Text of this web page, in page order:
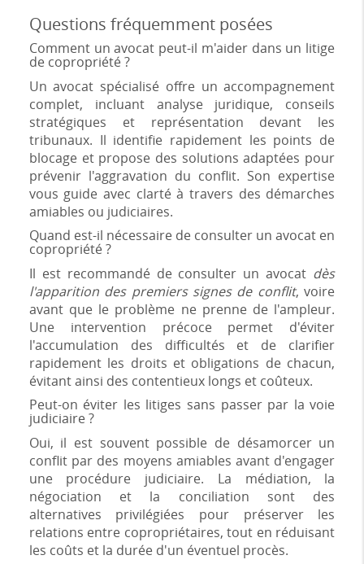
Questions fréquemment posées
Comment un avocat peut-il m'aider dans un litige
de copropriété ?
Un avocat spécialisé offre un accompagnement
complet, incluant analyse juridique, conseils
stratégiques et représentation devant les
tribunaux. Il identifie rapidement les points de
blocage et propose des solutions adaptées pour
prévenir l'aggravation du conflit. Son expertise
vous guide avec clarté à travers des démarches
amiables ou judiciaires.
Quand est-il nécessaire de consulter un avocat en
copropriété ?
Il est recommandé de consulter un avocat dès
l'apparition des premiers signes de conflit, voire
avant que le problème ne prenne de l'ampleur.
Une intervention précoce permet d'éviter
l'accumulation des difficultés et de clarifier
rapidement les droits et obligations de chacun,
évitant ainsi des contentieux longs et coûteux.
Peut-on éviter les litiges sans passer par la voie
judiciaire ?
Oui, il est souvent possible de désamorcer un
conflit par des moyens amiables avant d'engager
une procédure judiciaire. La médiation, la
négociation et la conciliation sont des
alternatives privilégiées pour préserver les
relations entre copropriétaires, tout en réduisant
les coûts et la durée d'un éventuel procès.